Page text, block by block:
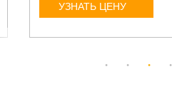
УЗНАТЬ ЦЕНУ